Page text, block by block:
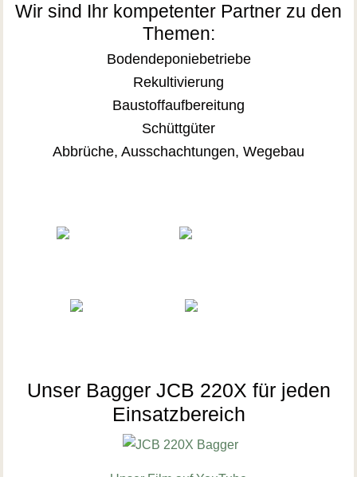
Wir sind Ihr kompetenter Partner zu den
Themen:
Bodendeponiebetriebe
Rekultivierung
Baustoffaufbereitung
Schüttgüter
Abbrüche, Ausschachtungen, Wegebau
Unser Bagger JCB 220X für jeden
Einsatzbereich